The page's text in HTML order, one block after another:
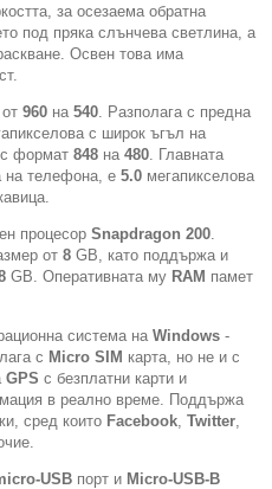
за осезаема обратна
под пряка слънчева светлина, а
Освен това има
от960 на540. Разполага с предна
с широк ъгъл на
с формат848 на480. Главната
на телефона, е 5.0 мегапикселова
процесорSnapdragon 200.
от8 GB, като поддържа и
GB. Оперативната му RAM памет
система наWindows -
с Micro SIM карта, но не и с
GPS с безплатни карти и
в реално време. Поддържа
сред които Facebook ,Twitter
USB порт и Micro-USB-B